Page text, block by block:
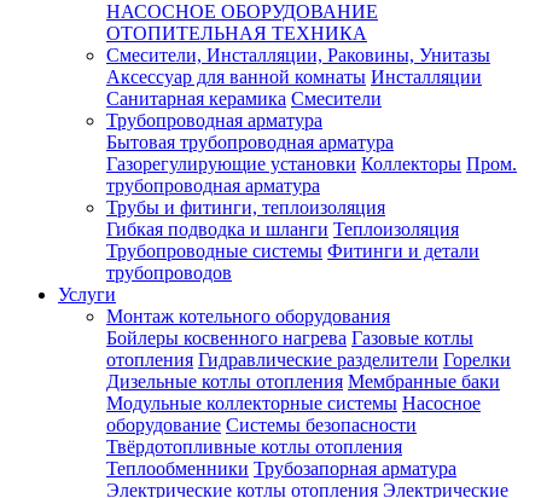
НАСОСНОЕ ОБОРУДОВАНИЕ
ОТОПИТЕЛЬНАЯ ТЕХНИКА
Смесители, Инсталляции, Раковины, Унитазы
Аксессуар для ванной комнаты Инсталляции
Санитарная керамика Смесители
Трубопроводная арматура
Бытовая трубопроводная арматура
Газорегулирующие установки Коллекторы Пром.
трубопроводная арматура
Трубы и фитинги, теплоизоляция
Гибкая подводка и шланги Теплоизоляция
Трубопроводные системы Фитинги и детали
трубопроводов
Услуги
Монтаж котельного оборудования
Бойлеры косвенного нагрева Газовые котлы
отопления Гидравлические разделители Горелки
Дизельные котлы отопления Мембранные баки
Модульные коллекторные системы Насосное
оборудование Системы безопасности
Твёрдотопливные котлы отопления
Теплообменники Трубозапорная арматура
Электрические котлы отопления Электрические